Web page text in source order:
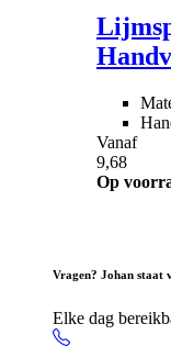
Vanaf
9,68
Op
Vragen? Johan staat
Elke dag